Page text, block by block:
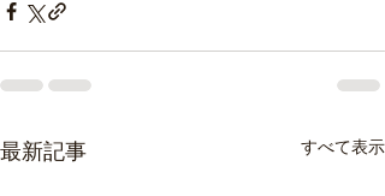
最新記事 すべて表示